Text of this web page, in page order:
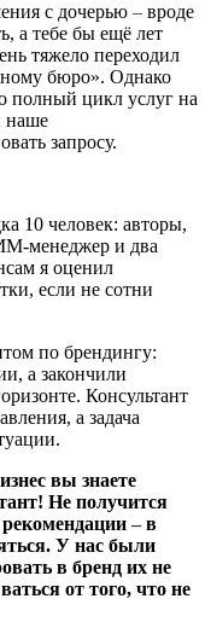
с дочерью – вроде
а тебе бы ещё лет
тяжело переходил
бюро». Однако
полный цикл услуг на
наше
запросу.
10 человек: авторы,
менеджер и два
я оценил
если не сотни
по брендингу:
а закончили
Консультант
а задача
вы знаете
Не получится
– в
У нас были
в бренд их не
от того, что не